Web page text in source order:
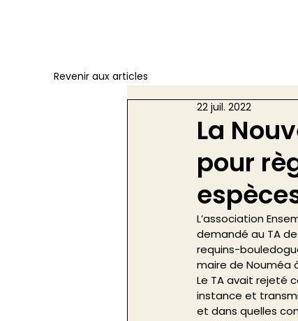
La
pour
22 juil. 2022
L’association
demandé au TA
requins-
maire de Nouméa
Le TA avait rejeté
instance et
et dans quelles
Revenir aux articles